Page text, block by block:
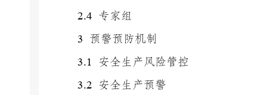
2.4 专家组
3 预警预防机制
3.1 安全生产风险管控
3.2 安全生产预警